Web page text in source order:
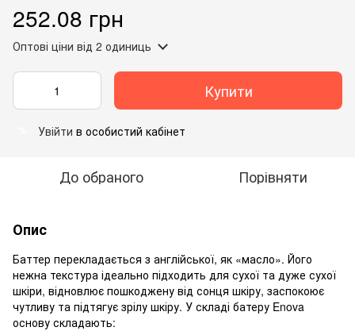
252.08 грн
Оптові ціни від 2 одиниць
Купити
Увійти в особистий кабінет
До обраного Порівняти
Опис
Баттер перекладається з англійської, як «масло». Його
нежна текстура ідеально підходить для сухої та дуже сухої
шкіри, відновлює пошкоджену від сонця шкіру, заспокоює
чутливу та підтягує зрілу шкіру. У складі батеру Enova
основу складають: